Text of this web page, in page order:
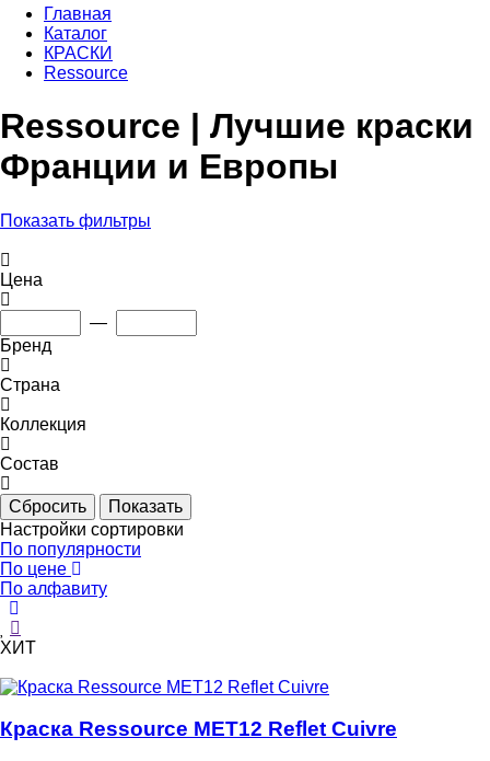
Главная
Каталог
КРАСКИ
Ressource
Ressource | Лучшие краски
Франции и Европы
Показать фильтры
Цена
—
Бренд
Страна
Коллекция
Состав
Настройки сортировки
По популярности
По цене
По алфавиту
ХИТ
Краска Ressource MET12 Reflet Cuivre